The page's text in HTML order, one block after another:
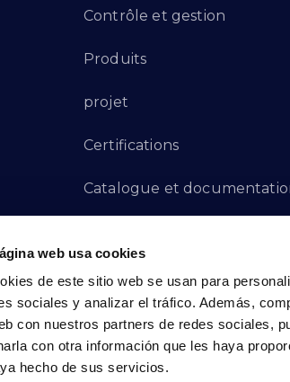
web usa cookies
de este sitio web se usan para
sociales y analizar el tráfico. Además,
con nuestros partners de redes sociales,
con otra información que les haya
hecho de sus servicios.
Contrôle et gestion
Produits
projet
Certifications
Catalogue et
Canal des plaintes
Contacto - FR